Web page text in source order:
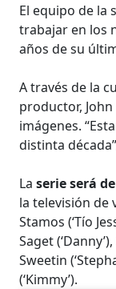
El equipo de la
trabajar en los
años de su
A través de la
productor,
imágenes.
distinta
Laserie será
la televisión de
Stamos (‘Tío
Saget
Sweetin
(‘Kimmy’).